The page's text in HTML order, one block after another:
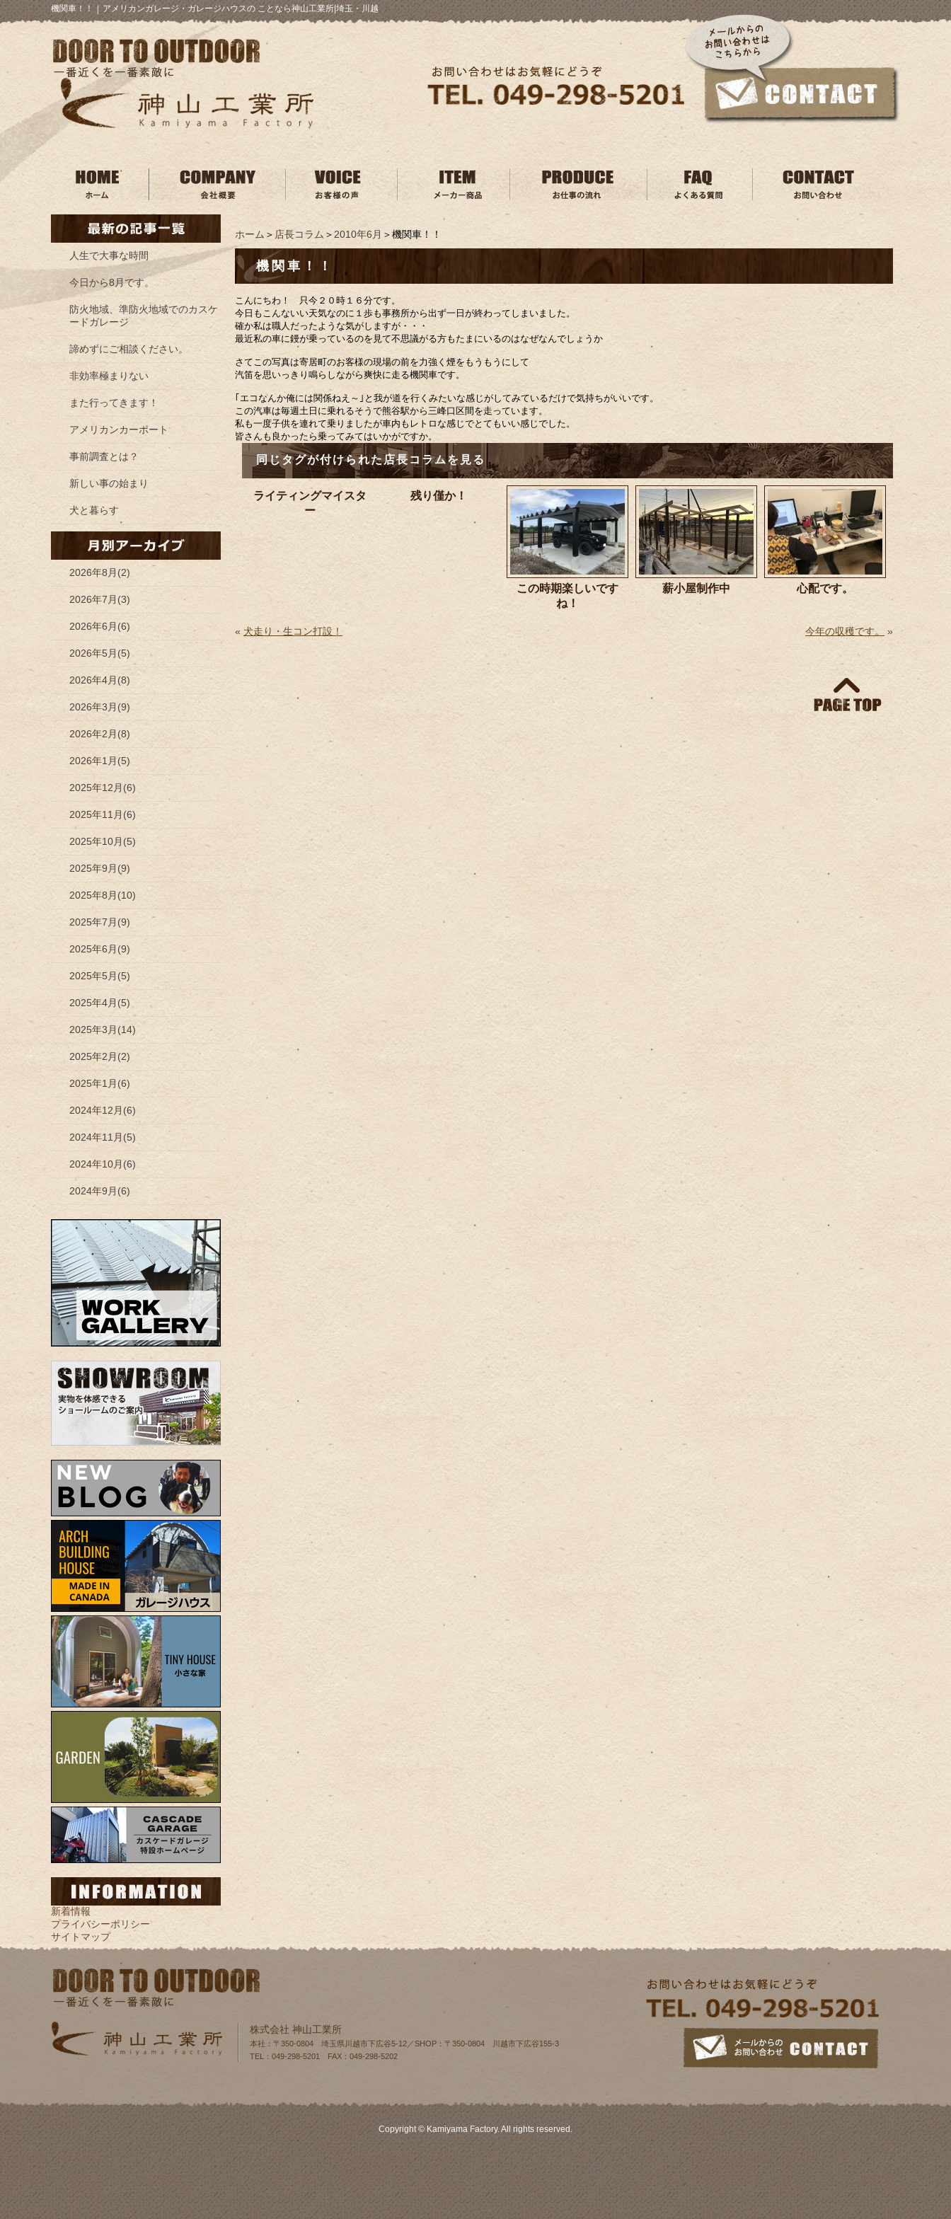
機関車！！ ｜ アメリカンガレージ・ガレージハウスの ことなら神山工業所|埼玉・川越
ホーム ＞店長コラム ＞2010年6月 ＞機関車！！
機関車！！
こんにちわ！ 只今２０時１６分です。
今日もこんないい天気なのに１歩も事務所から出ず一日が終わってしまいました。
確か私は職人だったような気がしますが・・・
最近私の車に鏝が乗っているのを見て不思議がる方もたまにいるのはなぜなんでしょうか
さてこの写真は寄居町のお客様の現場の前を力強く煙をもうもうにして
汽笛を思いっきり鳴らしながら爽快に走る機関車です。
｢エコなんか俺には関係ねえ～｣と我が道を行くみたいな感じがしてみているだけで気持ちがいいです。
この汽車は毎週土日に乗れるそうで熊谷駅から三峰口区間を走っています。
私も一度子供を連れて乗りましたが車内もレトロな感じでとてもいい感じでした。
皆さんも良かったら乗ってみてはいかがですか。
同じタグが付けられた店長コラムを見る
ライティングマイスタ
ー
残り僅か！
この時期楽しいです
ね！
薪小屋制作中 心配です。
« 犬走り・生コン打設！ 今年の収穫です。 »
人生で大事な時間
今日から8月です。
防火地域、準防火地域でのカスケ
ードガレージ
諦めずにご相談ください。
非効率極まりない
また行ってきます！
アメリカンカーポート
事前調査とは？
新しい事の始まり
犬と暮らす
2026年8月(2)
2026年7月(3)
2026年6月(6)
2026年5月(5)
2026年4月(8)
2026年3月(9)
2026年2月(8)
2026年1月(5)
2025年12月(6)
2025年11月(6)
2025年10月(5)
2025年9月(9)
2025年8月(10)
2025年7月(9)
2025年6月(9)
2025年5月(5)
2025年4月(5)
2025年3月(14)
2025年2月(2)
2025年1月(6)
2024年12月(6)
2024年11月(5)
2024年10月(6)
2024年9月(6)
新着情報
プライバシーポリシー
サイトマップ
株式会社 神山工業所
本社：〒350-0804 埼玉県川越市下広谷5-12／SHOP：〒350-0804 川越市下広谷155‐3
TEL：049-298-5201 FAX：049-298-5202
Copyright © Kamiyama Factory. All rights reserved.